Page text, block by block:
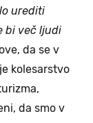
urediti
bi več ljudi
da se v
kolesarstvo
da smo v